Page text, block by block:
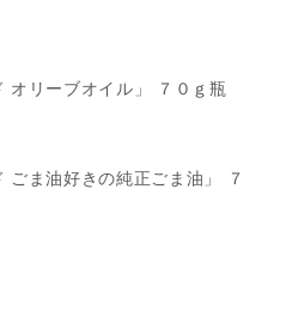
オリーブオイル」 ７０ｇ瓶
ごま油好きの純正ごま油」 ７